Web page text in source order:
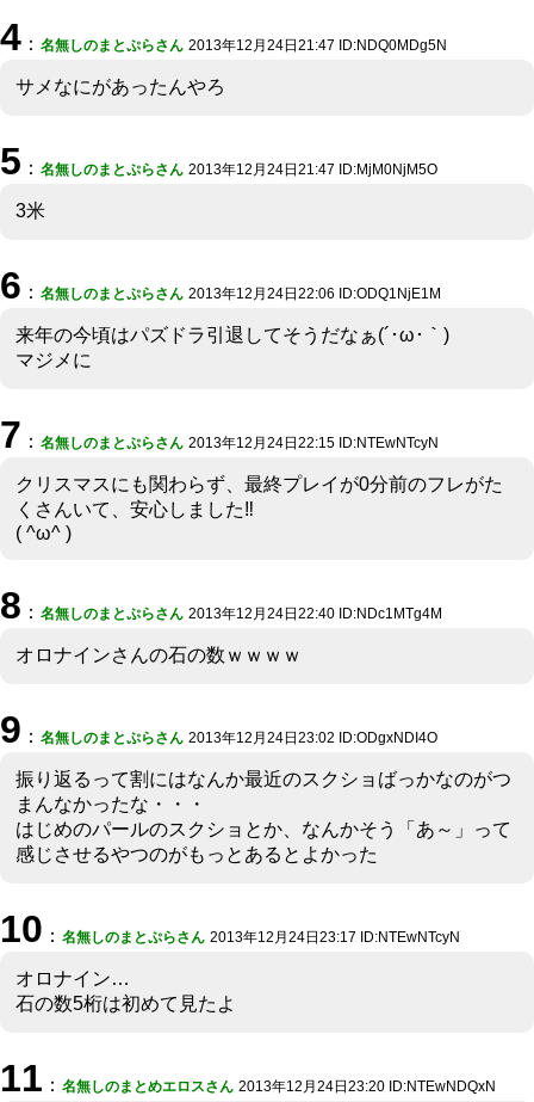
4 ： 名無しのまとぷらさん 2013年12月24日21:47 ID:NDQ0MDg5N
サメなにがあったんやろ
5 ： 名無しのまとぷらさん 2013年12月24日21:47 ID:MjM0NjM5O
3米
6 ： 名無しのまとぷらさん 2013年12月24日22:06 ID:ODQ1NjE1M
来年の今頃はパズドラ引退してそうだなぁ(´･ω･｀)
マジメに
7 ： 名無しのまとぷらさん 2013年12月24日22:15 ID:NTEwNTcyN
クリスマスにも関わらず、最終プレイが0分前のフレがた
くさんいて、安心しました‼︎
( ^ω^ )
8 ： 名無しのまとぷらさん 2013年12月24日22:40 ID:NDc1MTg4M
オロナインさんの石の数ｗｗｗｗ
9 ： 名無しのまとぷらさん 2013年12月24日23:02 ID:ODgxNDI4O
振り返るって割にはなんか最近のスクショばっかなのがつ
まんなかったな・・・
はじめのパールのスクショとか、なんかそう「あ～」って
感じさせるやつのがもっとあるとよかった
10 ： 名無しのまとぷらさん 2013年12月24日23:17 ID:NTEwNTcyN
オロナイン…
石の数5桁は初めて見たよ
11 ： 名無しのまとめエロスさん 2013年12月24日23:20 ID:NTEwNDQxN